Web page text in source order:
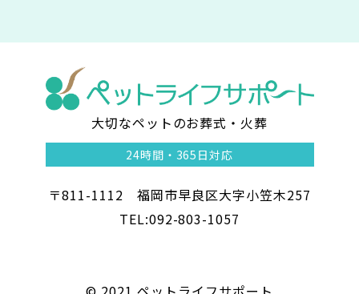
ッ
ト
大切なペットのお葬式・火葬
24時間・ 365日対応
〒811-1112 福岡市早良区大字小笠木257
TEL:092-803-1057